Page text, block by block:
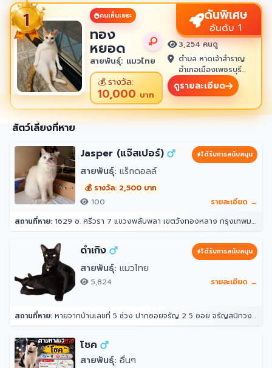
คนเห็นเยอะ
ทอง
หยอด
สายพันธุ์: แมวไทย
💰รางวัล:
10,000 บาท
ดันพิเศษ
อันดับ 1
3,254 คนดู
ตำบล หาดเจ้าสำราญ
อำเภอเมืองเพชรบุรี
เพชรบุรี 76100
ดูรายละเอียด
สัตว์เลี้ยงที่หาย
Jasper (แจ๊สเปอร์)
ได้รับการสนับสนุน
สายพันธุ์: แร็กดอลล์
💰 รางวัล: 2,500 บาท
100
รายละเอียด →
สถานที่หาย: 1629 ซ. ศรีวรา 7 แขวงพลับพลา เขตวังทองหลาง กรุงเทพมหานคร 10312
ดำเกิง ได้รับการสนับสนุน
สายพันธุ์: แมวไทย
5,824 รายละเอียด →
สถานที่หาย: หายจากบ้านเลขที่ 5 ช่วง ปากซอยจรัญ 2 5 ซอย จรัญสนิทวงศ์ 2 แขวงวัดท่าพระ เขตบางกอกใหญ่ กรุงเทพมหานคร 10600 ประเทศไทย
โชค
สายพันธุ์: อื่นๆ